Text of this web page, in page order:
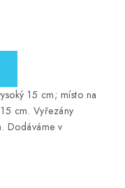
15 cm; místo na
cm. Vyřezány
Dodáváme v